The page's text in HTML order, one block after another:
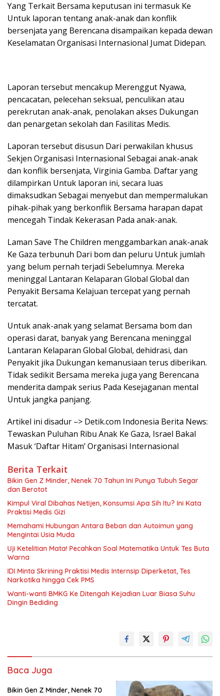
Yang Terkait Bersama keputusan ini termasuk Ke
Untuk laporan tentang anak-anak dan konflik
bersenjata yang Berencana disampaikan kepada dewan
Keselamatan Organisasi Internasional Jumat Didepan.
Laporan tersebut mencakup Merenggut Nyawa,
pencacatan, pelecehan seksual, penculikan atau
perekrutan anak-anak, penolakan akses Dukungan
dan penargetan sekolah dan Fasilitas Medis.
Laporan tersebut disusun Dari perwakilan khusus
Sekjen Organisasi Internasional Sebagai anak-anak
dan konflik bersenjata, Virginia Gamba. Daftar yang
dilampirkan Untuk laporan ini, secara luas
dimaksudkan Sebagai menyebut dan mempermalukan
pihak-pihak yang berkonflik Bersama harapan dapat
mencegah Tindak Kekerasan Pada anak-anak.
Laman Save The Children menggambarkan anak-anak
Ke Gaza terbunuh Dari bom dan peluru Untuk jumlah
yang belum pernah terjadi Sebelumnya. Mereka
meninggal Lantaran Kelaparan Global Global dan
Penyakit Bersama Kelajuan tercepat yang pernah
tercatat.
Untuk anak-anak yang selamat Bersama bom dan
operasi darat, banyak yang Berencana meninggal
Lantaran Kelaparan Global Global, dehidrasi, dan
Penyakit jika Dukungan kemanusiaan terus diberikan.
Tidak sedikit Bersama mereka juga yang Berencana
menderita dampak serius Pada Kesejaganan mental
Untuk jangka panjang.
Artikel ini disadur –> Detik.com Indonesia Berita News:
Tewaskan Puluhan Ribu Anak Ke Gaza, Israel Bakal
Masuk ‘Daftar Hitam’ Organisasi Internasional
Berita Terkait
Bikin Gen Z Minder, Nenek 70 Tahun Ini Punya Tubuh Segar
dan Berotot
Kimpul Viral Dibahas Netijen, Konsumsi Apa Sih Itu? Ini Kata
Praktisi Medis Gizi
Memahami Hubungan Antara Beban dan Autoimun yang
Mengintai Usia Muda
Uji Ketelitian Mata! Pecahkan Soal Matematika Untuk Tes Buta
Warna
IDI Minta Skrining Praktisi Medis Internsip Diperketat, Tes
Narkotika hingga Cek PMS
Wanti-wanti BMKG Ke Ditengah Kejadian Luar Biasa Suhu
Dingin Bediding
Baca Juga
Bikin Gen Z Minder, Nenek 70